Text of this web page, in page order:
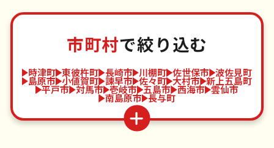
市町村で絞り込む
時津町 東彼杵町 長崎市 川棚町 佐世保市 波佐見町
島原市 小値賀町 諫早市 佐々町 大村市 新上五島町
平戸市 対馬市 壱岐市 五島市 西海市 雲仙市
南島原市 長与町